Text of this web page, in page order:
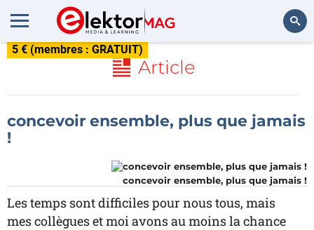
5 € (membres : GRATUIT)
Article
concevoir ensemble, plus que jamais
!
concevoir ensemble, plus que jamais !
Les temps sont difficiles pour nous tous, mais
mes collègues et moi avons au moins la chance